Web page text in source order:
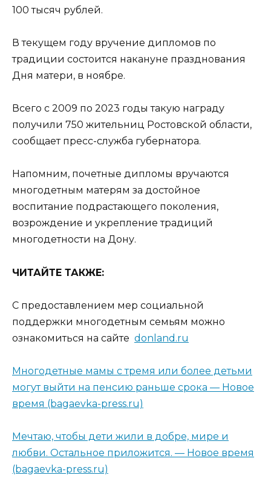
100 тысяч рублей.
В текущем году вручение дипломов по
традиции состоится накануне празднования
Дня матери, в ноябре.
Всего с 2009 по 2023 годы такую награду
получили 750 жительниц Ростовской области,
сообщает пресс-служба губернатора.
Напомним, почетные дипломы вручаются
многодетным матерям за достойное
воспитание подрастающего поколения,
возрождение и укрепление традиций
многодетности на Дону.
ЧИТАЙТЕ ТАКЖЕ:
С предоставлением мер социальной
поддержки многодетным семьям можно
ознакомиться на сайте donland.ru
Многодетные мамы с тремя или более детьми
могут выйти на пенсию раньше срока — Новое
время (bagaevka-press.ru)
Мечтаю, чтобы дети жили в добре, мире и
любви. Остальное приложится. — Новое время
(bagaevka-press.ru)